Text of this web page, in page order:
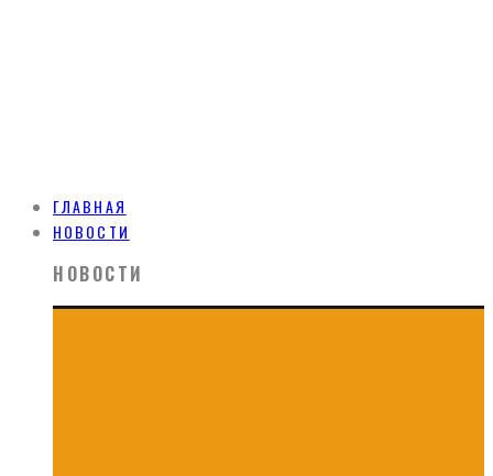
ГЛАВНАЯ
НОВОСТИ
НОВОСТИ